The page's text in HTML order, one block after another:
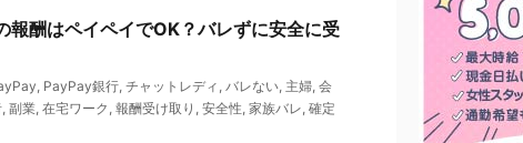
報酬はペイペイでOK？バレずに安全に受
PayPay銀行 チャットレディ バレない 主婦 会
副業 在宅ワーク 報酬受け取り 安全性 家族バレ 確定